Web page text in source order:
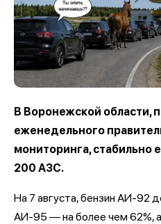
В Воронежской области,
еженедельного
мониторинга, стабильно
200 АЗС.
На 7 августа, бензин АИ-92
АИ-95 — на более чем 62%,